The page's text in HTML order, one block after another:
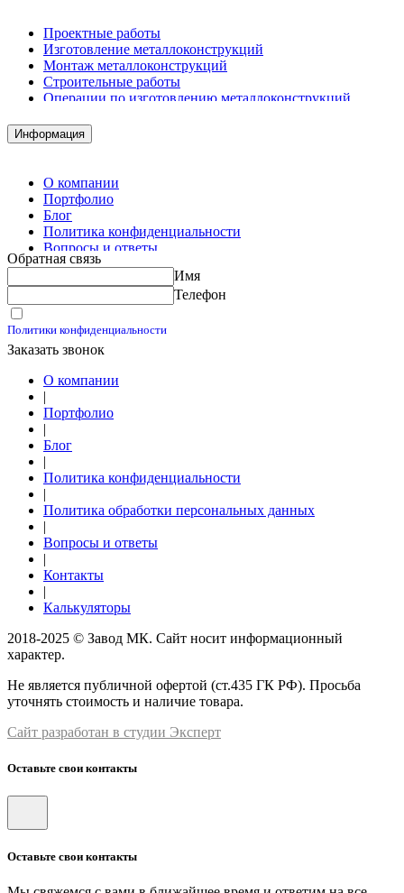
Проектные работы
Изготовление металлоконструкций
Монтаж металлоконструкций
Строительные работы
Операции по изготовлению металлоконструкций
Комплектация металлопроката
Изготовление винтовых свай
Информация
О компании
Портфолио
Блог
Политика конфиденциальности
Вопросы и ответы
Контакты
Обратная связь
Имя
Телефон
Политики конфиденциальности
Заказать звонок
О компании
|
Портфолио
|
Блог
|
Политика конфиденциальности
|
Политика обработки персональных данных
|
Вопросы и ответы
|
Контакты
|
Калькуляторы
2018-2025 © Завод МК. Сайт носит информационный
характер.
Не является публичной офертой (ст.435 ГК РФ). Просьба
уточнять стоимость и наличие товара.
Сайт разработан в студии Эксперт
Оставьте свои контакты
Оставьте свои контакты